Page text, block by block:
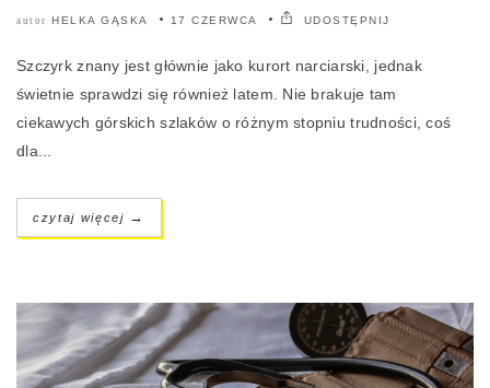
autor HELKA GĄSKA 17 CZERWCA UDOSTĘPNIJ
Szczyrk znany jest głównie jako kurort narciarski, jednak
świetnie sprawdzi się również latem. Nie brakuje tam
ciekawych górskich szlaków o różnym stopniu trudności, coś
dla...
czytaj więcej →